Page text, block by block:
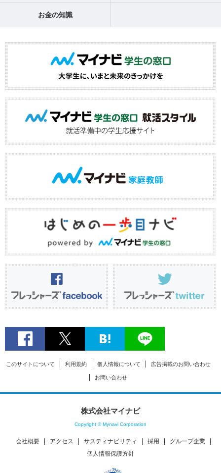
お金の知識
このサイトについて 利用規約 個人情報について 広告掲載のお問い合わせ
お問い合わせ
株式会社マイナビ
Copyright © Mynavi Corporation
会社概要 アクセス サスティナビリティ 採用
グループ企業
個人情報保護方針